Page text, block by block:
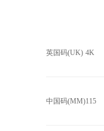
英国码(UK) 4K
中国码(MM)115